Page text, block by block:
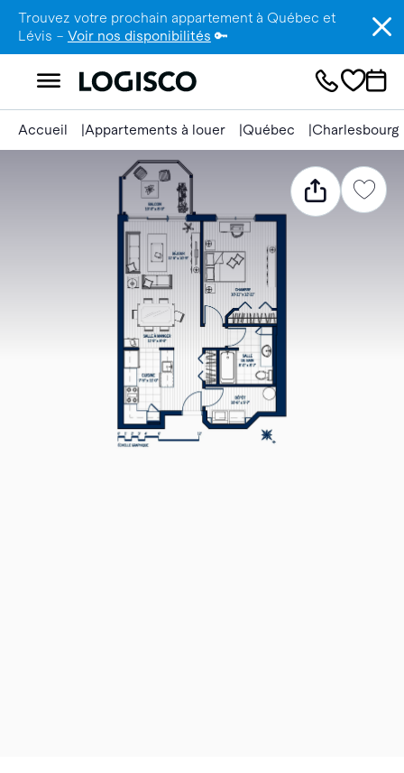
Trouvez votre prochain appartement à Québec et
Lévis – Voir nos disponibilités 🔑
Accueil Appartements à louer Québec Charlesbourg